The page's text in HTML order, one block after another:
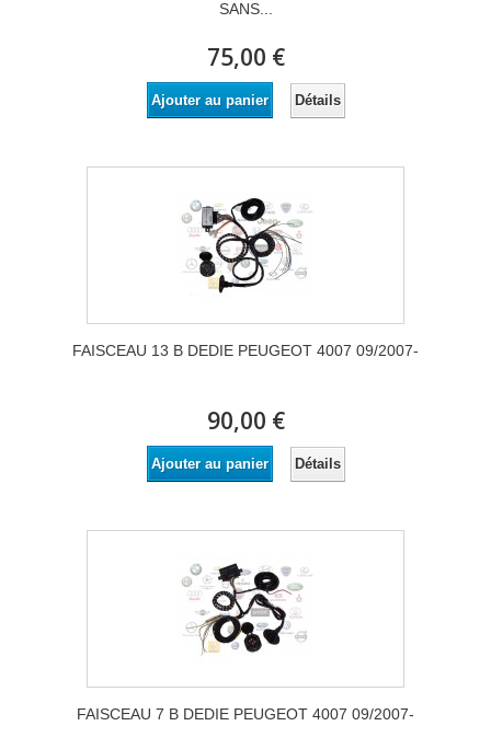
SANS...
75,00 €
Ajouter au panier Détails
FAISCEAU 13 B DEDIE PEUGEOT 4007 09/2007-
90,00 €
Ajouter au panier Détails
FAISCEAU 7 B DEDIE PEUGEOT 4007 09/2007-